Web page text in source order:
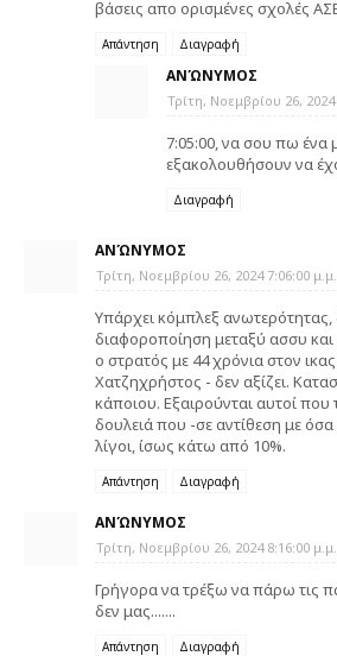
βάσεις απο ορισμένες σχολές
Απάντηση Διαγραφή
ΑΝΏΝΥΜΟΣ
Τρίτη, Νοεμβρίου 26, 2024
7:05:00, να σου πω ένα
εξακολουθήσουν να
Διαγραφή
ΑΝΏΝΥΜΟΣ
Τρίτη, Νοεμβρίου 26, 2024 7:06:00 μ.μ.
Υπάρχει κόμπλεξ ανωτερότητας,
διαφοροποίηση μεταξύ ασσυ
ο στρατός με 44 χρόνια στον
Χατζηχρήστος - δεν αξίζει.
κάποιου. Εξαιρούνται αυτοί που
δουλειά που -σε αντίθεση με όσα
λίγοι, ίσως κάτω από 10%.
Απάντηση Διαγραφή
ΑΝΏΝΥΜΟΣ
Τρίτη, Νοεμβρίου 26, 2024 8:16:00 μ.μ.
Γρήγορα να τρέξω να πάρω τις
δεν μας.......
Απάντηση Διαγραφή